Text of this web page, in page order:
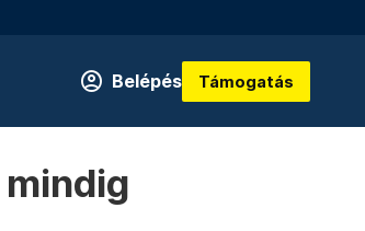
Belépés Támogatás